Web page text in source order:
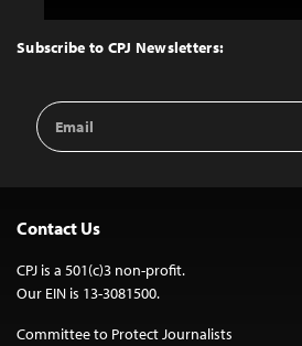
Top
Subscribe to CPJ Newsletters:
Email
Address
Contact Us
CPJ is a 501(c)3 non-profit.
Our EIN is 13-3081500.
Committee to Protect Journalists